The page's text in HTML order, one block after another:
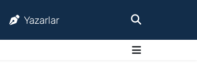
Yazarlar